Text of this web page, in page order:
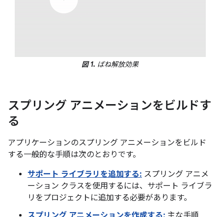
図 1. ばね解放効果
スプリング アニメーションをビルドす
る
アプリケーションのスプリング アニメーションをビルド
する一般的な手順は次のとおりです。
サポート ライブラリを追加する: スプリング アニメ
ーション クラスを使用するには、サポート ライブラ
リをプロジェクトに追加する必要があります。